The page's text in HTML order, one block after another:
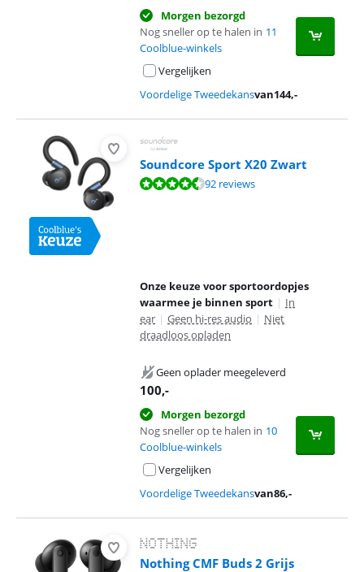
Morgen bezorgd
Nog sneller op te halen in 11
Coolblue-winkels
Vergelijken
Voordelige Tweedekansvan144,-
Soundcore Sport X20 Zwart
Beoordeling is 8,8 van de 10, gebaseerd op 92 reviews.
92 reviews
Onze keuze voor sportoordopjes
waarmee je binnen sport | In
ear | Geen hi-res audio | Niet
draadloos opladen
Geen oplader meegeleverd
100,-
Morgen bezorgd
Nog sneller op te halen in 10
Coolblue-winkels
Vergelijken
Voordelige Tweedekansvan86,-
Nothing CMF Buds 2 Grijs